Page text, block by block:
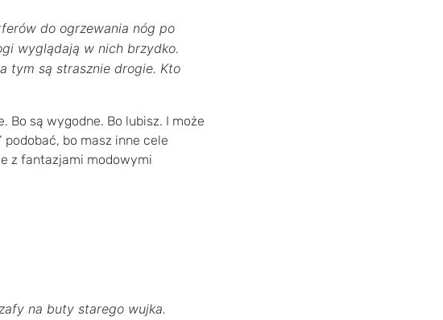
do ogrzewania nóg po
wyglądają w nich brzydko.
tym są strasznie drogie. Kto
Bo są wygodne. Bo lubisz. I może
bo masz inne cele
z fantazjami modowymi
na buty starego wujka.